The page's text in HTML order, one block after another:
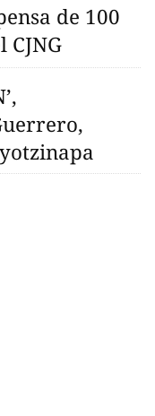
de 100